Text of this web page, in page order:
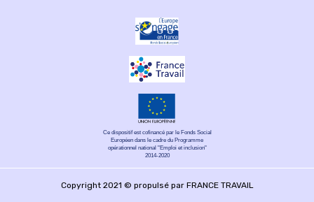
Ce dispositif est cofinancé par le Fonds Social
Européen dans le cadre du Programme
opérationnel national "Emploi et inclusion"
2014-2020
Copyright 2021 © propulsé par FRANCE TRAVAIL